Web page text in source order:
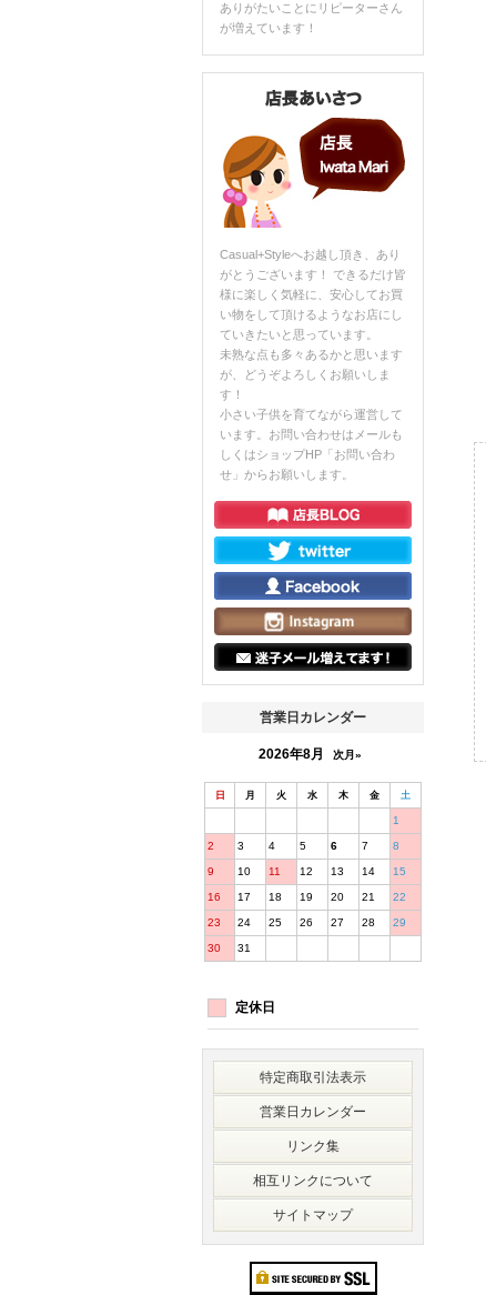
ありがたいことにリピーターさん
が増えています！
Casual+Styleへお越し頂き、あり
がとうございます！ できるだけ皆
様に楽しく気軽に、安心してお買
い物をして頂けるようなお店にし
ていきたいと思っています。
未熟な点も多々あるかと思います
が、どうぞよろしくお願いしま
す！
小さい子供を育てながら運営して
います。お問い合わせはメールも
しくはショップHP「お問い合わ
せ」からお願いします。
営業日カレンダー
2026年8月 次月»
日 月 火 水 木 金 土
1
2 3 4 5 6 7 8
9 10 11 12 13 14 15
16 17 18 19 20 21 22
23 24 25 26 27 28 29
30 31
定休日
特定商取引法表示
営業日カレンダー
リンク集
相互リンクについて
サイトマップ